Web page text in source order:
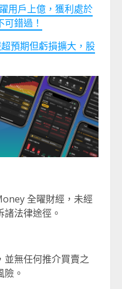
用戶上億，獲利處於
錯過！
超預期但虧損擴大，股
全曜財經，未經
法律途徑。
並無任何推介買賣之
。